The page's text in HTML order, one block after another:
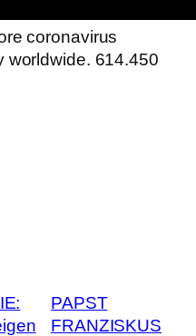
coronavirus
worldwide. 614.450
PAPST
FRANZISKUS